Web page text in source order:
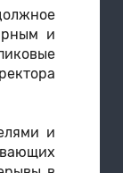
и
и